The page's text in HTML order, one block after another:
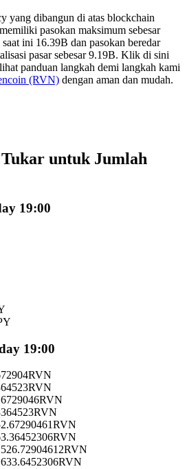
dan komisi copy trading
yang dibangun di atas blockchain
pasokan maksimum sebesar
ini 16.39B dan pasokan beredar
pasar sebesar 9.19B. Klik di sini
panduan langkah demi langkah kami
(RVN) dengan aman dan mudah.
untuk Jumlah
19:00
19:00
RVN
RVN
RVN
RVN
RVN
RVN
RVN
RVN